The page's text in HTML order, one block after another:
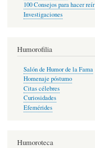
100 Consejos para hacer reír
Investigaciones
Humorofilia
Salón de Humor de la Fama
Homenaje póstumo
Citas célebres
Curiosidades
Efemérides
Humoroteca